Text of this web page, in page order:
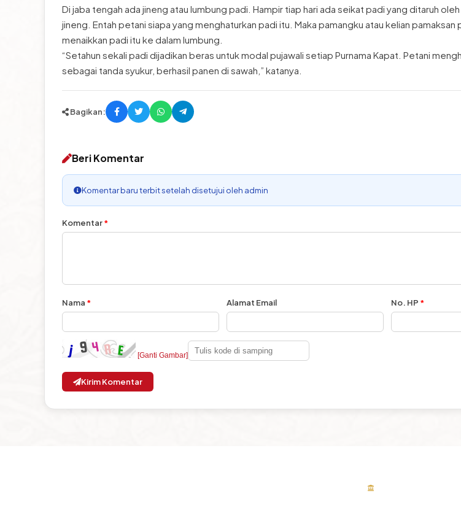
Di jaba tengah ada jineng atau lumbung padi. Hampir tiap hari ada seikat padi yang ditaruh
jineng. Entah petani siapa yang menghaturkan padi itu. Maka pamangku atau kelian pamaksan
menaikkan padi itu ke dalam lumbung.
“Setahun sekali padi dijadikan beras untuk modal pujawali setiap Purnama Kapat. Petani
sebagai tanda syukur, berhasil panen di sawah,” katanya.
Bagikan:
Beri Komentar
Komentar baru terbit setelah disetujui oleh admin
Komentar*
Nama * Alamat Email No. HP *
[Ganti Gambar]
Kirim Komentar